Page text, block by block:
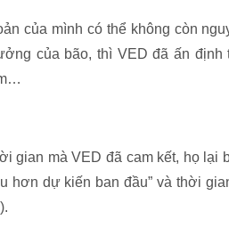
của mình có thể không còn
của bão, thì VED đã ấn định
gian mà VED đã cam kết, họ lại
hơn dự kiến ban đầu” và thời